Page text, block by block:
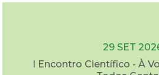
29 SET
I Encontro Científico - À